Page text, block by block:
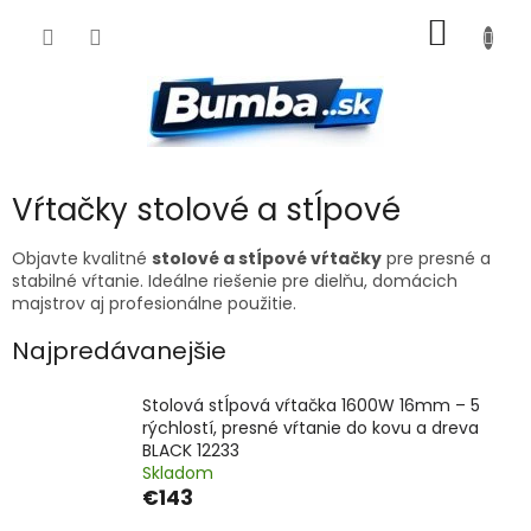
KOŠÍK
Vŕtačky stolové a stĺpové
Objavte kvalitné stolové a stĺpové vŕtačky pre presné a
stabilné vŕtanie. Ideálne riešenie pre dielňu, domácich
majstrov aj profesionálne použitie.
Najpredávanejšie
Stolová stĺpová vŕtačka 1600W 16mm – 5
rýchlostí, presné vŕtanie do kovu a dreva
BLACK 12233
Skladom
€143